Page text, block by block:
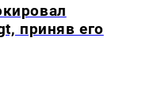
приняв его